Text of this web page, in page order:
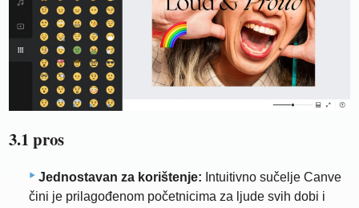
3.1 pros
Jednostavan za korištenje: Intuitivno sučelje Canve
čini je prilagođenom početnicima za ljude svih dobi i